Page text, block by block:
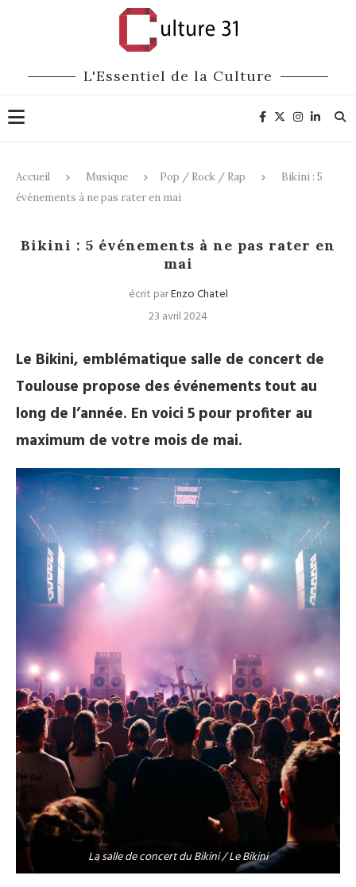
L'Essentiel de la Culture
Accueil Musique Pop / Rock / Rap
Bikini : 5
événements à ne pas rater en mai
Pop / Rock / Rap
Bikini : 5 événements à ne pas rater en
mai
écrit parEnzo Chatel
23 avril 2024
Le Bikini, emblématique salle de concert de
Toulouse propose des événements tout au
long de l’année. En voici 5 pour profiter au
maximum de votre mois de mai.
La salle de concert du Bikini / Le Bikini